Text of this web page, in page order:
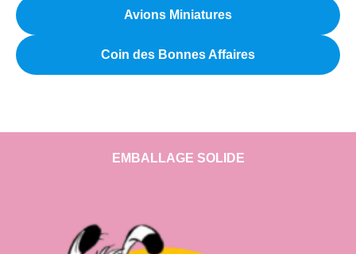
Avions Miniatures
Coin des Bonnes Affaires
EMBALLAGE SOLIDE